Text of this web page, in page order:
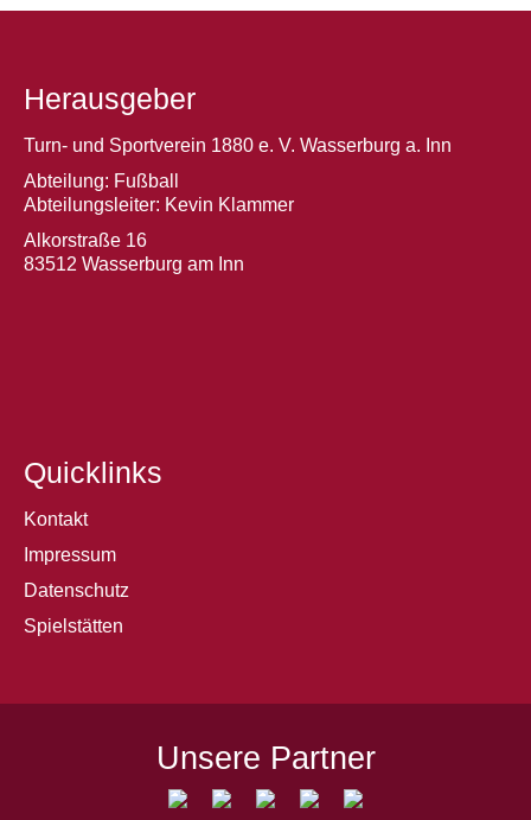
Herausgeber
Turn- und Sportverein 1880 e. V. Wasserburg a. Inn
Abteilung: Fußball
Abteilungsleiter: Kevin Klammer
Alkorstraße 16
83512 Wasserburg am Inn
Quicklinks
Kontakt
Impressum
Datenschutz
Spielstätten
Unsere Partner